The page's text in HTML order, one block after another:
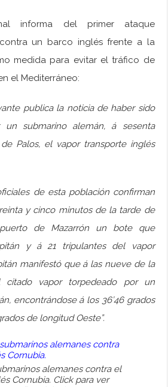
informa del primer ataque
un barco inglés frente a la
medida para evitar el tráfico de
el Mediterráneo:
publica la noticia de haber sido
un submarino alemán, á sesenta
Palos, el vapor transporte inglés
de esta población confirman
y cinco minutos de la tarde de
de Mazarrón un bote que
y á 21 tripulantes del vapor
manifestó que á las nueve de la
citado vapor torpedeado por un
encontrándose á los 36’46 grados
de longitud Oeste”.
alemanes contra el
Cornubia. Click para ver